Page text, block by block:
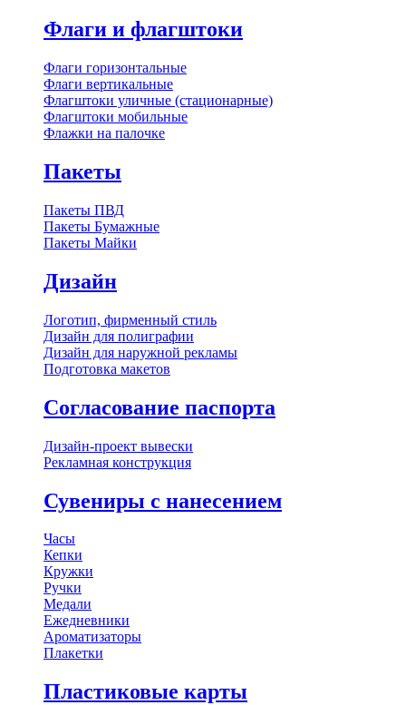
Флаги и флагштоки
Флаги горизонтальные
Флаги вертикальные
Флагштоки уличные (стационарные)
Флагштоки мобильные
Флажки на палочке
Пакеты
Пакеты ПВД
Пакеты Бумажные
Пакеты Майки
Дизайн
Логотип, фирменный стиль
Дизайн для полиграфии
Дизайн для наружной рекламы
Подготовка макетов
Согласование паспорта
Дизайн-проект вывески
Рекламная конструкция
Сувениры с нанесением
Часы
Кепки
Кружки
Ручки
Медали
Ежедневники
Ароматизаторы
Плакетки
Пластиковые карты